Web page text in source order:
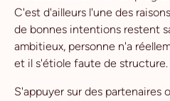
C'est d'ailleurs l'une des
de bonnes intentions restent
ambitieux, personne n'a
et il s'étiole faute de structure.
S'appuyer sur des partenaires